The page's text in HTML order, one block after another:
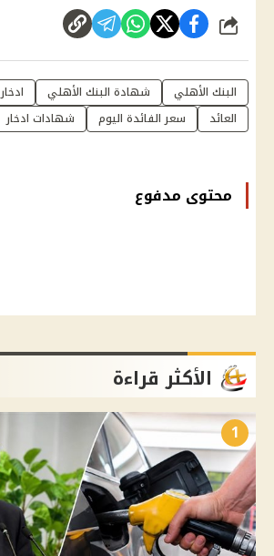
شارك
البنك الأهلي شهادة البنك الأهلي ادخار
العائد
سعر الفائدة اليوم شهادات ادخار
محتوى مدفوع
الأكثر قراءة
1